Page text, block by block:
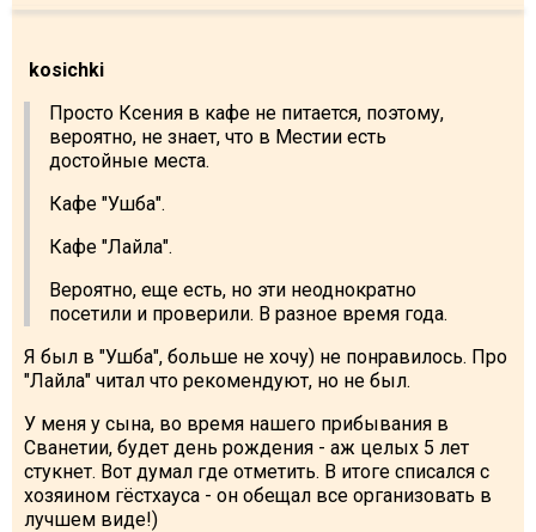
kosichki
Просто Ксения в кафе не питается, поэтому,
вероятно, не знает, что в Местии есть
достойные места.
Кафе "Ушба".
Кафе "Лайла".
Вероятно, еще есть, но эти неоднократно
посетили и проверили. В разное время года.
Я был в "Ушба", больше не хочу) не понравилось. Про
"Лайла" читал что рекомендуют, но не был.
У меня у сына, во время нашего прибывания в
Сванетии, будет день рождения - аж целых 5 лет
стукнет. Вот думал где отметить. В итоге списался с
хозяином гёстхауса - он обещал все организовать в
лучшем виде!)